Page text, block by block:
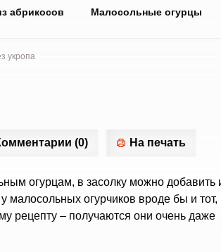
абрикосов Малосольные огурцы
укропа
(0) На печать
огурцам, в засолку можно добавить
малосольных огурчиков вроде бы и тот,
рецепту – получаются они очень даже